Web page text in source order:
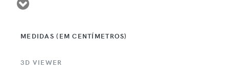
MEDIDAS (EM CENTÍMETROS)
3D VIEWER